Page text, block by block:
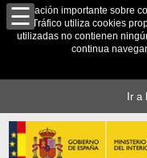
Información importante sobre
de Tráfico utiliza cookies
utilizadas no contienen
continua
Ir a